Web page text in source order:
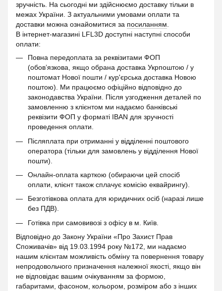
зручність. На сьогодні ми здійснюємо доставку тільки в
межах України. З актуальними умовами оплати та
доставки можна ознайомитися за посиланням
В інтернет-магазині LFL3D доступні наступні способи
оплати:
Повна передоплата за реквізитами ФОП
(обов’язкова, якщо обрана доставка Укрпоштою / у
поштомат Нової пошти / кур'єрська доставка Новою
поштою). Ми працюємо офіційно відповідно до
законодавства України. Після узгодження деталей по
замовленню з клієнтом ми надаємо банківські
реквізити ФОП у форматі IBAN для зручності
проведення оплати.
Післяплата при отриманні у відділенні поштового
оператора (тільки для замовлень у відділення Нової
пошти).
Онлайн-оплата карткою (обираючи цей спосіб
оплати, клієнт також сплачує комісію еквайрингу).
Безготівкова оплата для юридичних осіб (наразі лише
без ПДВ).
Готівка при самовивозі з офісу в м. Київ.
Відповідно до Закону України «Про Захист Прав
Споживачів» від 19.03.1994 року №172, ми надаємо
нашим клієнтам можливість обміну та повернення товару
непродовольчого призначення належної якості, якщо він
не відповідає вашим очікуванням за формою,
габаритами, фасоном, кольором, розміром або з інших